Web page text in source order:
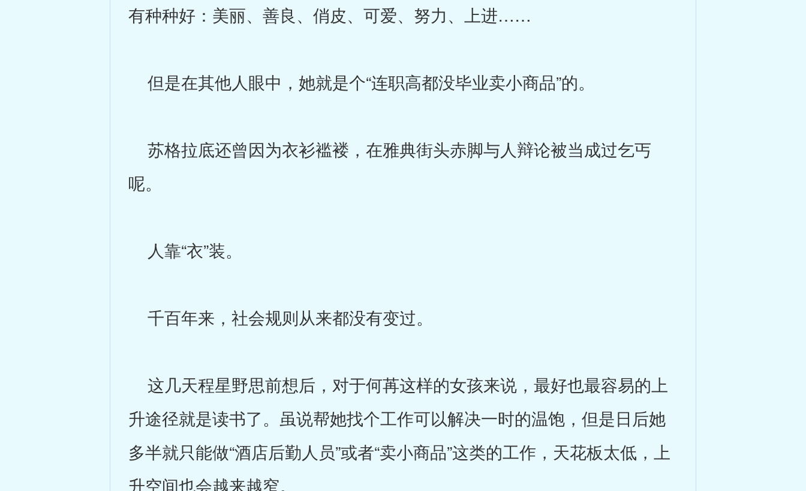
有种种好：美丽、善良、俏皮、可爱、努力、上进……
但是在其他人眼中，她就是个“连职高都没毕业卖小商品”的。
苏格拉底还曾因为衣衫褴褛，在雅典街头赤脚与人辩论被当成过乞丐
呢。
人靠“衣”装。
千百年来，社会规则从来都没有变过。
这几天程星野思前想后，对于何苒这样的女孩来说，最好也最容易的上
升途径就是读书了。虽说帮她找个工作可以解决一时的温饱，但是日后她
多半就只能做“酒店后勤人员”或者“卖小商品”这类的工作，天花板太低，上
升空间也会越来越窄。